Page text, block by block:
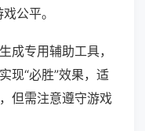
公平。
成专用辅助工具，
现“必胜”效果，适
但需注意遵守游戏